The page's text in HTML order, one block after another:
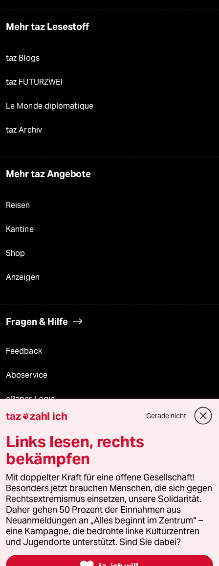
Mehr taz Lesestoff
taz Blogs
taz FUTURZWEI
Le Monde diplomatique
taz Archiv
Mehr taz Angebote
Reisen
Kantine
Shop
Anzeigen
Fragen & Hilfe
Feedback
Aboservice
ePaper Login
Downloads für Abonnierende
© 2026 taz Verlags und Vertriebs GmbH
Alle Rechte vorbehalten. Bei rechtlichen Fragen oder für Genehmigungen
wenden Sie sich bitte an
lizenzen@taz.de
Feedback Redaktionsstatut Kommune-Richtlinien
Leitlinie Informant Datenschutz Impressum AGB
Seitenwende Einwilligungen widerrufen (Ads)
taz zahl ich Gerade nicht
Links lesen, rechts
bekämpfen
Mit doppelter Kraft für eine offene Gesellschaft!
Besonders jetzt brauchen Menschen, die sich gegen
Rechtsextremismus einsetzen, unsere Solidarität.
Daher gehen 50 Prozent der Einnahmen aus
Neuanmeldungen an „Alles beginnt im Zentrum“ –
eine Kampagne, die bedrohte linke Kulturzentren
und Jugendorte unterstützt. Sind Sie dabei?